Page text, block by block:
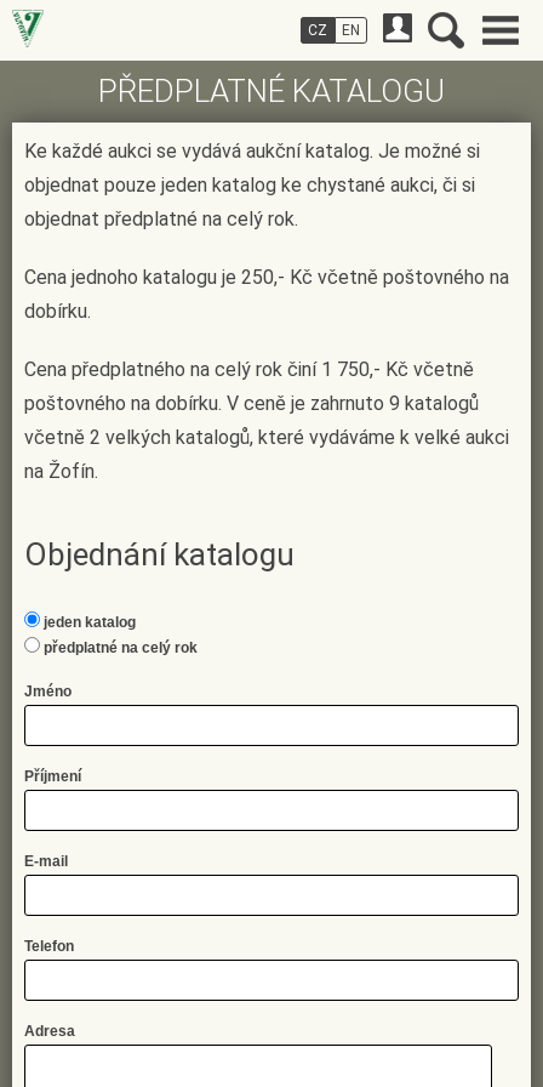
PŘEDPLATNÉ KATALOGU
Ke každé aukci se vydává aukční katalog. Je možné si
objednat pouze jeden katalog ke chystané aukci, či si
objednat předplatné na celý rok.
Cena jednoho katalogu je 250,- Kč včetně poštovného na
dobírku.
Cena předplatného na celý rok činí 1 750,- Kč včetně
poštovného na dobírku. V ceně je zahrnuto 9 katalogů
včetně 2 velkých katalogů, které vydáváme k velké aukci
na Žofín.
Objednání katalogu
jeden katalog
předplatné na celý rok
Jméno
Příjmení
E-mail
Telefon
Adresa
CZ EN